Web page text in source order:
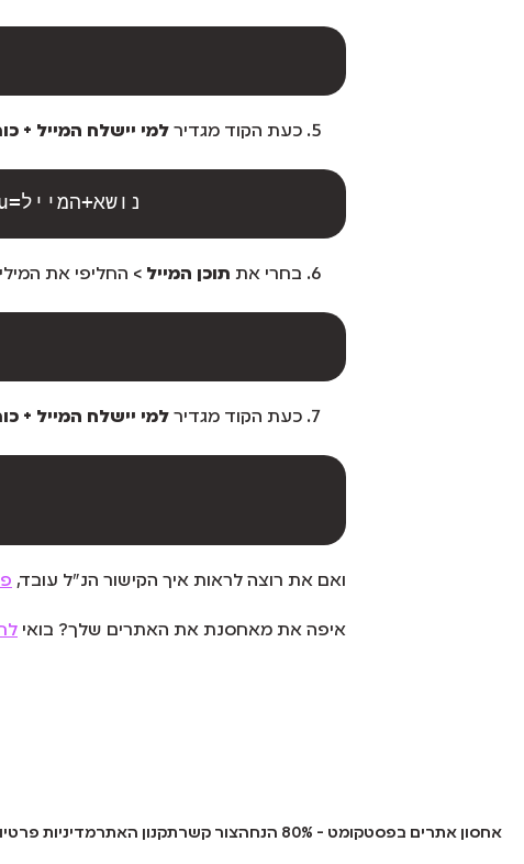
כעת הקוד מגדיר למי יישלח המייל +
https://mail.google.com/mail/?view=cm&fs=1&to=mail@gmail.com&su=נושא+המייל
בחרי את תוכן המייל > החליפי את
כעת הקוד מגדיר למי יישלח המייל +
ואם את רוצה לראות איך הקישור הנ”ל עובד,
איפה את מאחסנת את האתרים שלך? בואי
אחסון אתרים בפסטקומט - 80% הנחה צור קשרתקנון האתרמדיניות